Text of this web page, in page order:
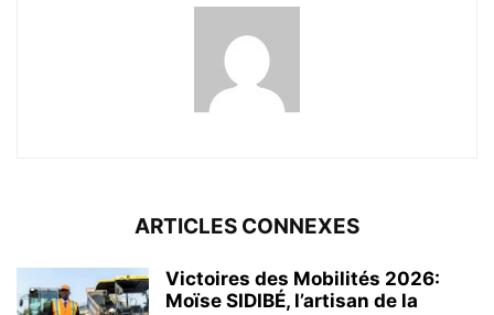
ARTICLES CONNEXES
Victoires des Mobilités 2026:
Moïse SIDIBÉ, l’artisan de la